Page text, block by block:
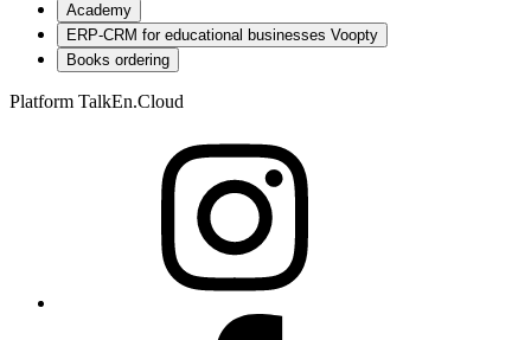
Academy
ERP-CRM for educational businesses Voopty
Books ordering
Platform TalkEn.Cloud